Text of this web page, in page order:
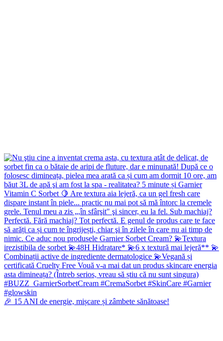
🎉 15 ANI de energie, mișcare și zâmbete sănătoase!